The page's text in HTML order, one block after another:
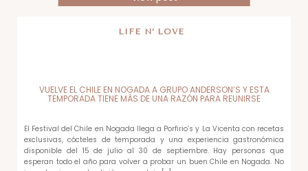
LIFE N’ LOVE
VUELVE EL CHILE EN NOGADA A GRUPO ANDERSON’S Y ESTA
TEMPORADA TIENE MÁS DE UNA RAZÓN PARA REUNIRSE
El Festival del Chile en Nogada llega a Porfirio’s y La Vicenta con recetas
exclusivas, cócteles de temporada y una experiencia gastronómica
disponible del 15 de julio al 30 de septiembre. Hay personas que
esperan todo el año para volver a probar un buen Chile en Nogada. No